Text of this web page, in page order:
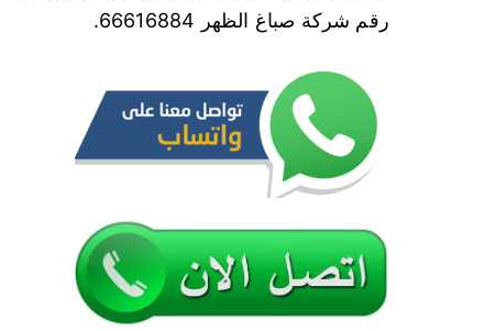
رقم شركة صباغ الظهر 66616884.